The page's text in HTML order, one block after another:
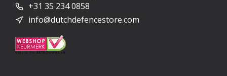
+31 35 234 0858
info@dutchdefencestore.com